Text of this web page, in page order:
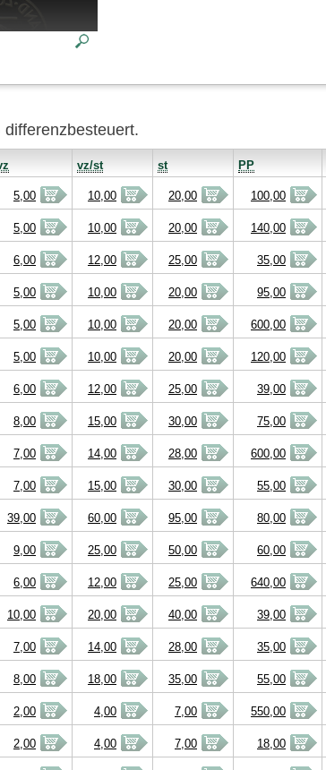
vz/st st PP
5,00 10,00 20,00 100,00
5,00 10,00 20,00 140,00
6,00 12,00 25,00 35,00
5,00 10,00 20,00 95,00
5,00 10,00 20,00 600,00
5,00 10,00 20,00 120,00
6,00 12,00 25,00 39,00
8,00 15,00 30,00 75,00
7,00 14,00 28,00 600,00
7,00 15,00 30,00 55,00
39,00 60,00 95,00 80,00
9,00 25,00 50,00 60,00
6,00 12,00 25,00 640,00
10,00 20,00 40,00 39,00
7,00 14,00 28,00 35,00
8,00 18,00 35,00 55,00
2,00 4,00 7,00 550,00
2,00 4,00 7,00 18,00